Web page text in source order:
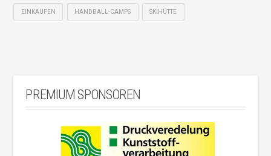
EINKAUFEN HANDBALL-CAMPS SKIHÜTTE
PREMIUM SPONSOREN